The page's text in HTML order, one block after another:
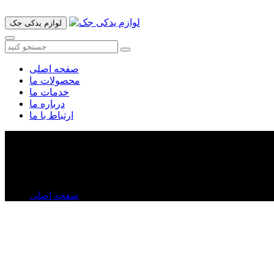
لوازم یدکی جک
صفحه اصلی
محصولات ما
خدمات ما
درباره ما
ارتباط با ما
صفحه اصلی